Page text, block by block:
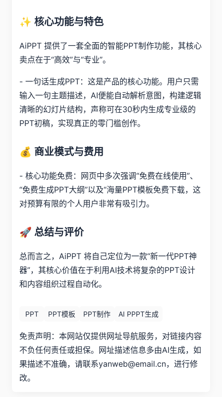
✨ 核心功能与特色
AiPPT 提供了一套全面的智能PPT制作功能，其核心
卖点在于“高效”与“专业”。
- 一句话生成PPT：这是产品的核心功能。用户只需
输入一句主题描述，AI便能自动解析意图，构建逻辑
清晰的幻灯片结构，声称可在30秒内生成专业级的
PPT初稿，实现真正的零门槛创作。
💰 商业模式与费用
- 核心功能免费：网页中多次强调“免费在线使用”、
“免费生成PPT大纲”以及“海量PPT模板免费下载，这
对预算有限的个人用户非常有吸引力。
🚀 总结与评价
总而言之，AiPPT 将自己定位为一款“新一代PPT神
器”，其核心价值在于利用AI技术将复杂的PPT设计
和内容组织过程自动化。
PPT PPT模板 PPT制作 AI PPPT生成
免责声明：本网站仅提供网址导航服务，对链接内容
不负任何责任或担保。网址描述信息多由AI生成，如
果描述不准确，请联系yanweb@email.cn，进行修
改。